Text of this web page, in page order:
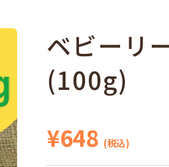
ベビーリ
(100g)
¥648 (税込)